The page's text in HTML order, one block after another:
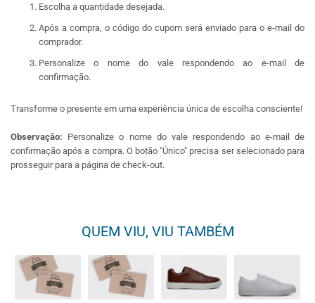
Escolha a quantidade desejada.
Após a compra, o código do cupom será enviado para o e-mail do
comprador.
Personalize o nome do vale respondendo ao e-mail de
confirmação.
Transforme o presente em uma experiência única de escolha consciente!
Observação: Personalize o nome do vale respondendo ao e-mail de
confirmação após a compra. O botão "Único" precisa ser selecionado para
prosseguir para a página de check-out.
QUEM VIU, VIU TAMBÉM